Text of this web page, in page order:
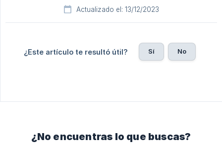
Actualizado el: 13/12/2023
¿Este artículo te resultó útil? Sí No
¿No encuentras lo que buscas?